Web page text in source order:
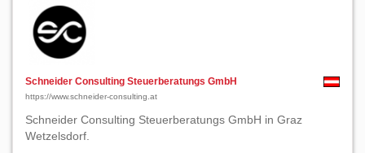
Schneider Consulting Steuerberatungs GmbH
https://www.schneider-consulting.at
Schneider Consulting Steuerberatungs GmbH in Graz
Wetzelsdorf.